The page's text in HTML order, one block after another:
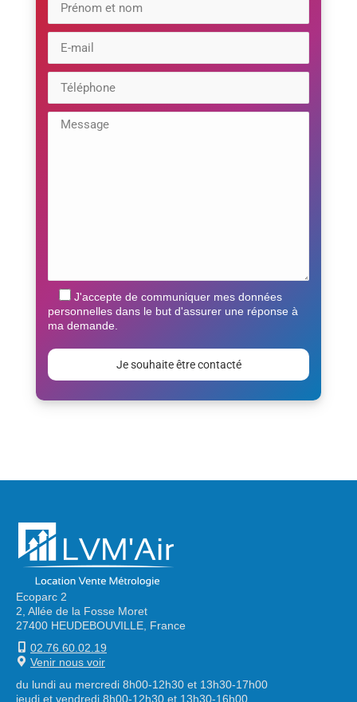
J'accepte de communiquer mes données
personnelles dans le but d'assurer une réponse à
ma demande.
laisser
champ
vide.
Ecoparc 2
2, Allée de la Fosse Moret
27400 HEUDEBOUVILLE, France
02.76.60.02.19
Venir nous voir
du lundi au mercredi 8h00-12h30 et 13h30-17h00
jeudi et vendredi 8h00-12h30 et 13h30-16h00